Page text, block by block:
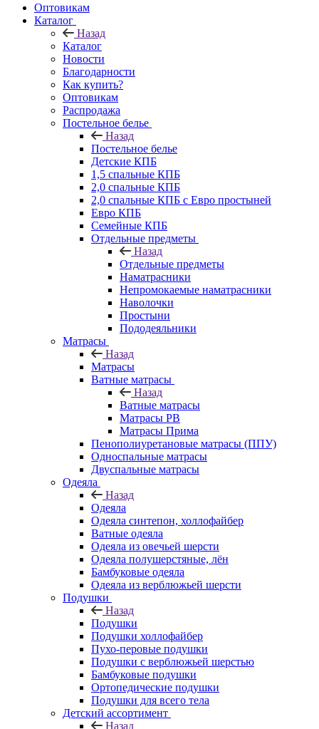
Оптовикам
Каталог
Назад
Каталог
Новости
Благодарности
Как купить?
Оптовикам
Распродажа
Постельное белье
Назад
Постельное белье
Детские КПБ
1,5 спальные КПБ
2,0 спальные КПБ
2,0 спальные КПБ с Евро простыней
Евро КПБ
Семейные КПБ
Отдельные предметы
Назад
Отдельные предметы
Наматрасники
Непромокаемые наматрасники
Наволочки
Простыни
Пододеяльники
Матрасы
Назад
Матрасы
Ватные матрасы
Назад
Ватные матрасы
Матрасы РВ
Матрасы Прима
Пенополиуретановые матрасы (ППУ)
Односпальные матрасы
Двуспальные матрасы
Одеяла
Назад
Одеяла
Одеяла синтепон, холлофайбер
Ватные одеяла
Одеяла из овечьей шерсти
Одеяла полушерстяные, лён
Бамбуковые одеяла
Одеяла из верблюжьей шерсти
Подушки
Назад
Подушки
Подушки холлофайбер
Пухо-перовые подушки
Подушки с верблюжьей шерстью
Бамбуковые подушки
Ортопедические подушки
Подушки для всего тела
Детский ассортимент
Назад